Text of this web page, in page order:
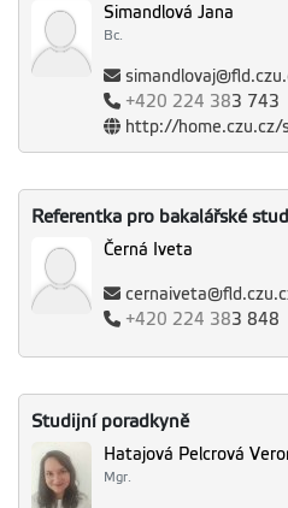
Simandlová Jana
Bc.
+420 224 383 743
http://home.czu.cz/
Referentka pro bakalářské
Černá Iveta
+420 224 383 848
Studijní poradkyně
Hatajová Pelcrová
Mgr.